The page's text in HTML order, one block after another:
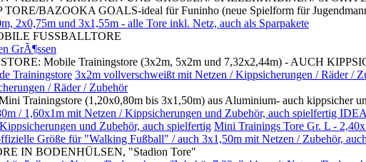
BAZOOKA GOALS-ideal für Funinho (neue Spielform für
2x0,75m und 3x1,55m - alle Tore inkl. Netz, auch als Sparpakete
FUSSBALLTORE
GrÃ¶ssen
Mobile Trainingstore (3x2m, 5x2m und 7,32x2,44m) - AUCH
Trainingstore 3x2m vollverschweißt mit Netzen / Kippsicherungen / Räder /
/ Räder / Zubehör
Trainingstore (1,20x0,80m bis 3x1,50m) aus Aluminium- auch kippsicher
/ 1,60x1m mit Netzen / Kippsicherungen und Zubehör, auch spielfertig
und Zubehör, auch spielfertig Mini Trainings Tore Gr. L -
Größe für "Walking Fußball" / auch 3x1,50m mit Netzen / Zubehör,
IN BODENHÜLSEN, "Stadion Tore"